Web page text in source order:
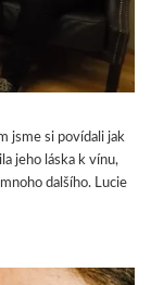
jsme si povídali jak
jeho láska k vínu,
dalšího. Lucie